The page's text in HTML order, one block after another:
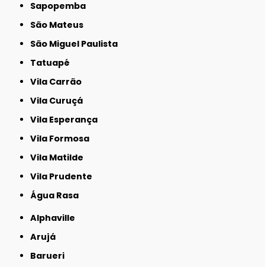
Sapopemba
São Mateus
São Miguel Paulista
Tatuapé
Vila Carrão
Vila Curuçá
Vila Esperança
Vila Formosa
Vila Matilde
Vila Prudente
Água Rasa
Alphaville
Arujá
Barueri